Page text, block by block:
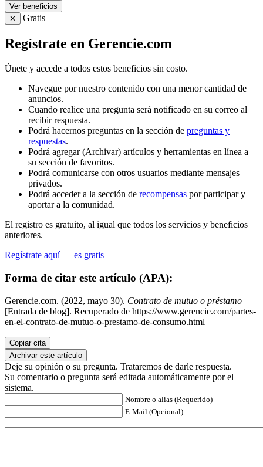
Ver beneficios
✕
Gratis
Regístrate en Gerencie.com
Únete y accede a todos estos beneficios sin costo.
Navegue por nuestro contenido con una menor cantidad de
anuncios.
Cuando realice una pregunta será notificado en su correo al
recibir respuesta.
Podrá hacernos preguntas en la sección de preguntas y
respuestas.
Podrá agregar (Archivar) artículos y herramientas en línea a
su sección de favoritos.
Podrá comunicarse con otros usuarios mediante mensajes
privados.
Podrá acceder a la sección de recompensas por participar y
aportar a la comunidad.
El registro es gratuito, al igual que todos los servicios y beneficios
anteriores.
Regístrate aquí — es gratis
Forma de citar este artículo (APA):
Gerencie.com. (2022, mayo 30). Contrato de mutuo o préstamo
[Entrada de blog]. Recuperado de https://www.gerencie.com/partes-
en-el-contrato-de-mutuo-o-prestamo-de-consumo.html
Copiar cita
Archivar este artículo
Deje su opinión o su pregunta. Trataremos de darle respuesta.
Su comentario o pregunta será editada automáticamente por el
sistema.
Nombre o alias (Requerido)
E-Mail (Opcional)